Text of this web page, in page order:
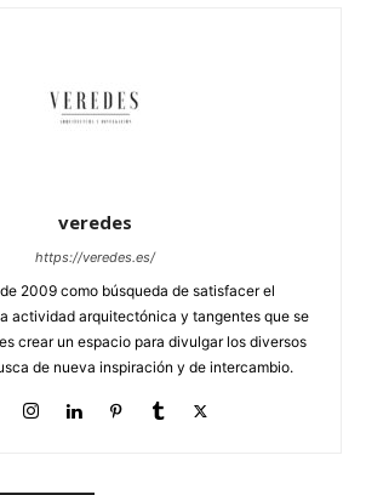
veredes
https://veredes.es/
2009 como búsqueda de satisfacer el
actividad arquitectónica y tangentes que se
crear un espacio para divulgar los diversos
de nueva inspiración y de intercambio.